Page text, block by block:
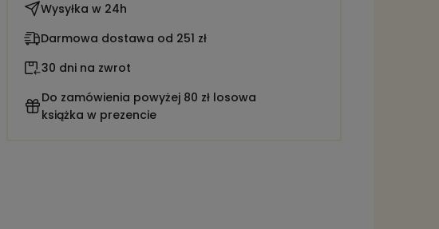
Wysyłka w 24h
Darmowa dostawa od 251 zł
30 dni na zwrot
Do zamówienia powyżej 80 zł losowa
książka w prezencie